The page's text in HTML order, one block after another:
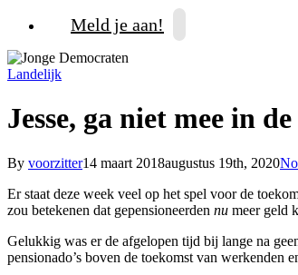
Meld je aan!
Landelijk
Jesse, ga niet mee in
By voorzitter14 maart 2018augustus 19th, 2020
Er staat deze week veel op het spel voor de
zou betekenen dat gepensioneerden nu meer geld
Gelukkig was er de afgelopen tijd bij lange na
pensionado’s boven de toekomst van